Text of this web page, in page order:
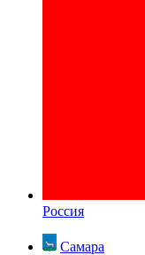
Россия
Самара